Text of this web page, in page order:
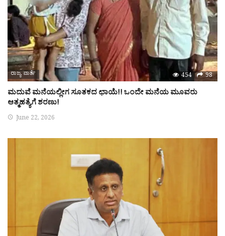
ರಾಜ್ಯ ವಾರ್ತೆ 454 98
ಮದುವೆ ಮನೆಯಲ್ಲೀಗ ಸೂತಕದ ಛಾಯೆ!! ಒಂದೇ ಮನೆಯ ಮೂವರು
ಆತ್ಮಹತ್ಯೆಗೆ ಶರಣು!
June 22, 2026